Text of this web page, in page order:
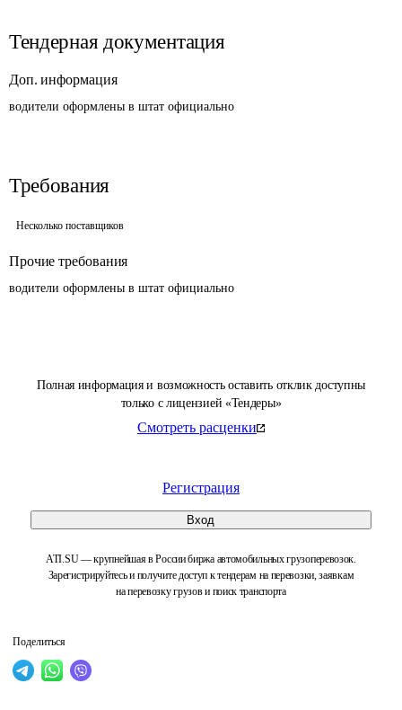
Полная информация и возможность оставить отклик доступны
только с лицензией «Тендеры»
Смотреть расценки
Регистрация
Вход
ATI.SU — крупнейшая в России биржа автомобильных грузоперевозок.
Зарегистрируйтесь и получите доступ к тендерам на перевозки, заявкам
на перевозку грузов и поиск транспорта
Поделиться
Тендерная документация
Доп. информация
водители оформлены в штат официально
Требования
Несколько поставщиков
Прочие требования
водители оформлены в штат официально